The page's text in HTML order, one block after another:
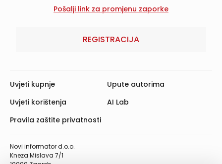
REGISTRACIJA
Novi informator d.o.o.
Kneza Mislava 7/1
Uvjeti kupnje
Uvjeti korištenja
Pravila zaštite privatnosti
Upute autorima
AI Lab